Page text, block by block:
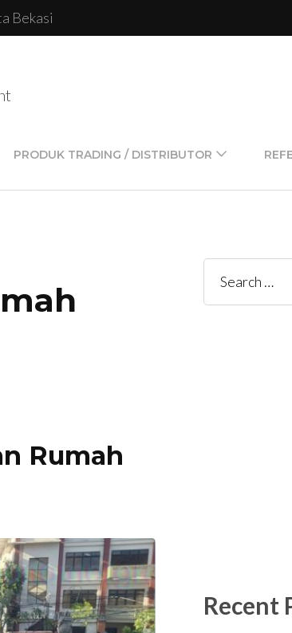
Bekasi
PRODUK TRADING / DISTRIBUTOR
Rumah
Search
for:
Recent